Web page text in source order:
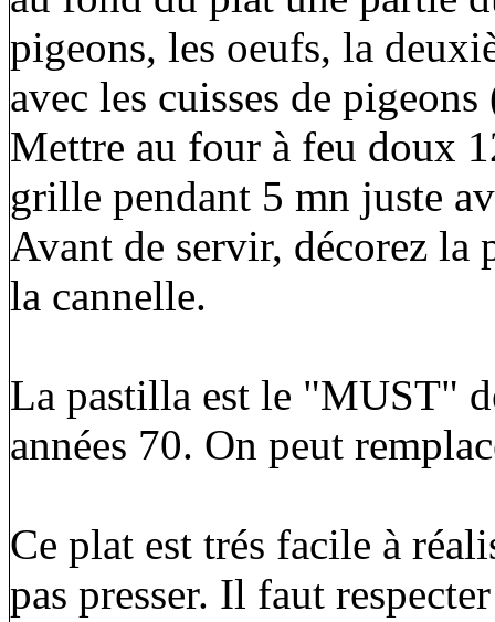
pigeons, les oeufs, la
avec les cuisses de
Mettre au four à feu doux
grille pendant 5 mn juste
Avant de servir, décorez la
la cannelle.
La pastilla est le "MUST"
années 70. On peut
Ce plat est trés facile à
pas presser. Il faut